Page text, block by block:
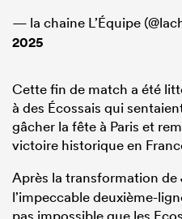
— la chaine L’Équipe
2025
Cette fin de match a été
à des Écossais qui
gâcher la fête à Paris et
victoire historique en
Après la transformation de
l’impeccable deuxième-
pas impossible que les